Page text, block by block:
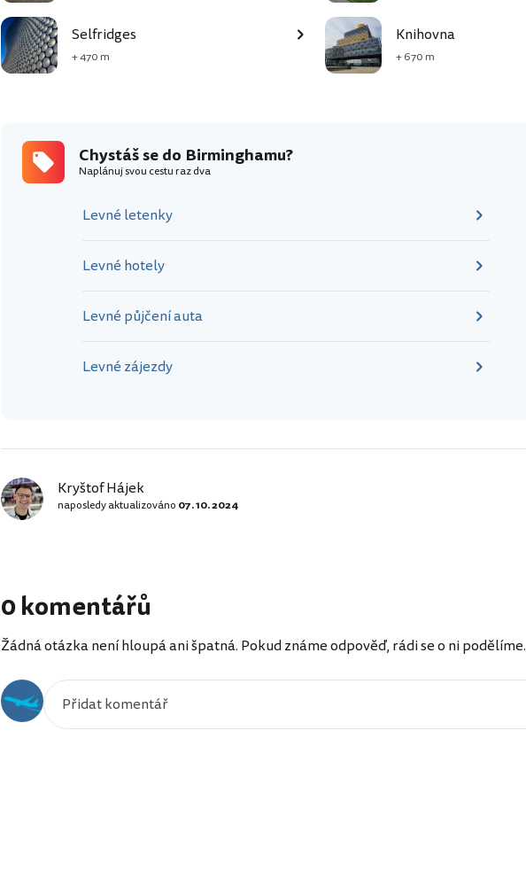
Selfridges
+ 470 m
Knihovna
+ 670 m
Chystáš se do Birminghamu?
Naplánuj svou cestu raz dva
Levné letenky
Levné hotely
Levné půjčení auta
Levné zájezdy
Kryštof Hájek
naposledy aktualizováno 07. 10. 2024
0 komentářů
Žádná otázka není hloupá ani špatná. Pokud známe odpověď, rádi se o ni podělíme.